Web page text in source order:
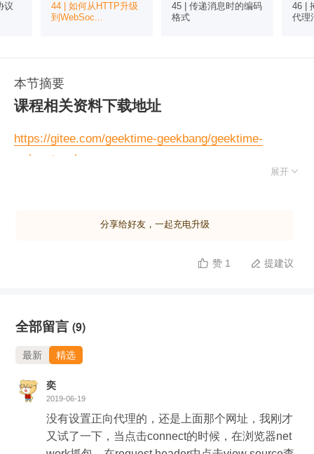
议
44 | 如何从HTTP升级
到WebSoc...
45 | 传递消息时的编码
格式
46 |
代理
本节摘要
课程相关资料下载地址
https://gitee.com/geektime-geekbang/geektime-
webprotocol
展开 
分享给好友，一起充电升级
 赞 1  提建议
全部留言 (9)
最新 精选
奕
2019-06-19
没有设置正向代理的，还是上面那个网址，我刚才
又试了一下，当点击connect的时候，在浏览器net